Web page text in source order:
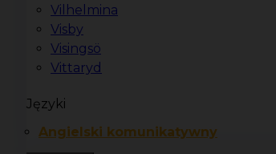
Vilhelmina
Visby
Visingsö
Vittaryd
Języki
Angielski komunikatywny